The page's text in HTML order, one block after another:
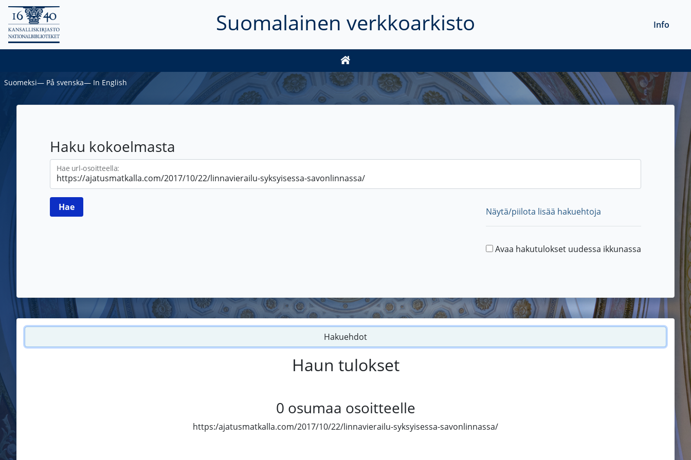
Suomalainen verkkoarkisto Info
Suomeksi― På svenska― In English
Haku kokoelmasta
Hae url-osoitteella:
Näytä/piilota lisää hakuehtoja
Avaa hakutulokset uudessa ikkunassa
Hakuehdot
Haun tulokset
0 osumaa osoitteelle
https:/ajatusmatkalla.com/2017/10/22/linnavierailu-syksyisessa-savonlinnassa/